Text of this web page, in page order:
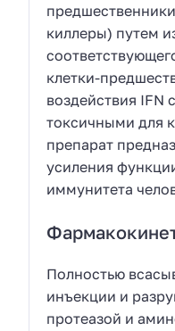
киллеры) путем
клетки-
воздействия IFN
токсичными для
препарат
усиления
иммунитета
Полностью
инъекции и
протеазой и